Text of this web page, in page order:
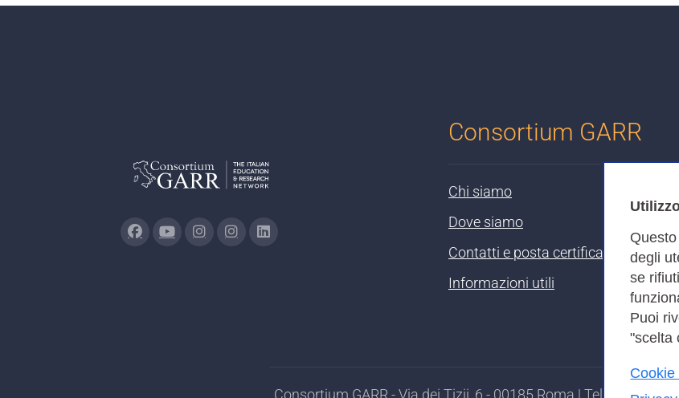
degli
se
Puoi
"scelta
Cookie
Consortium GARR
Chi siamo
Dove siamo
Contatti e posta certificata
Informazioni utili
Consortium GARR - Via dei Tizii, 6 - 00185 Roma | Tel.